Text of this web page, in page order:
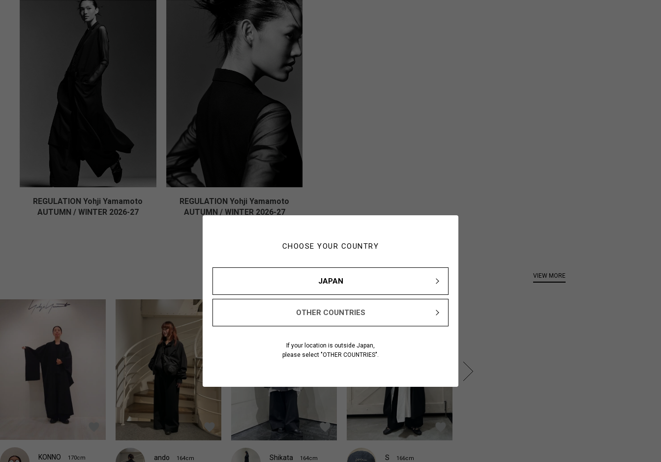
CHOOSE YOUR COUNTRY
JAPAN
OTHER COUNTRIES
If your location is outside Japan,
please select "OTHER COUNTRIES".
REGULATION Yohji Yamamoto
AUTUMN / WINTER 2026-27
REGULATION Yohji Yamamoto
AUTUMN / WINTER 2026-27
この商品を使ったスタイリング
KONNO 170cm ando 164cm Shikata 164cm S 166cm
VIEW MORE